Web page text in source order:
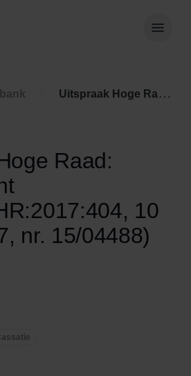
Uitspraak Hoge Raad: Procesrecht (ECLI:NL:HR:2017:404, 10 maart 2017, nr. 15/04488)
Raad:
10
nr. 15/04488)